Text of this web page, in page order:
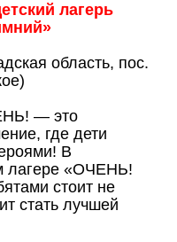
лагерь
область, пос.
— это
где дети
В
лагере «ОЧЕНЬ!
стоит не
стать лучшей